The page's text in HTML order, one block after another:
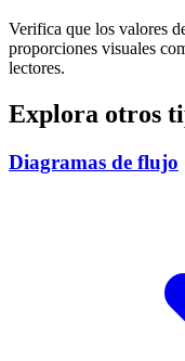
Verifica que los valores
proporciones visuales
lectores.
Explora otros
Diagramas de flujo